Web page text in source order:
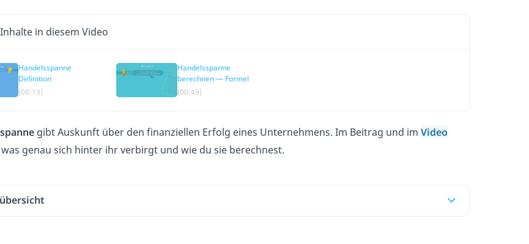
in diesem Video
Handelsspanne
Definition
(00:13)
Handelsspanne
berechnen — Formel
(00:49)
gibt Auskunft über den finanziellen Erfolg eines Unternehmens. Im Beitrag und im Video
genau sich hinter ihr verbirgt und wie du sie berechnest.